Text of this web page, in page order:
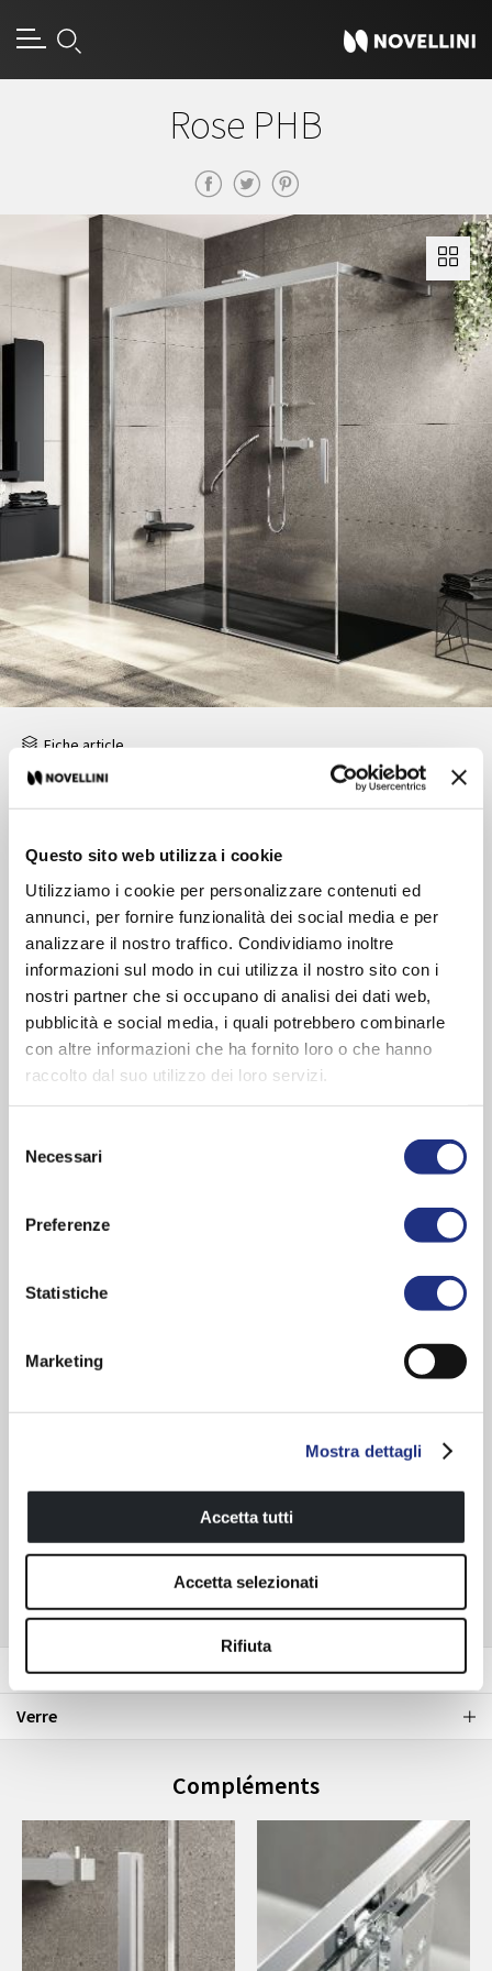
Questo sito web utilizza i cookie
Utilizziamo i cookie per personalizzare contenuti ed
annunci, per fornire funzionalità dei social media e per
analizzare il nostro traffico. Condividiamo inoltre
informazioni sul modo in cui utilizza il nostro sito con i
nostri partner che si occupano di analisi dei dati web,
pubblicità e social media, i quali potrebbero combinarle
con altre informazioni che ha fornito loro o che hanno
raccolto dal suo utilizzo dei loro servizi.
delNecessari
Preferenze
Statistiche
Marketing
Mostra dettagli
Accetta tutti
Accetta selezionati
Rifiuta
Rose PHB
Fiche article
Paroi de douche fixe + panneau coulissant en
Caractéristiques
Prix:
Plus
Fermeture: Portes coulissantes
Forme:Carré
Style:Contemporain
Couleur des profilés:Blanc , Silver , Chrome
Verre: Transparent , Satin
117.0x120.0 cm
137.0x140.0 cm
167.0x170.0 cm
Largeur entrée:
Rose Rosse : la paroi de douche polyvalente, faite pour les
VOIR TOUTE LA SÉRIE
Couleur des profilés
Verre
Compléments